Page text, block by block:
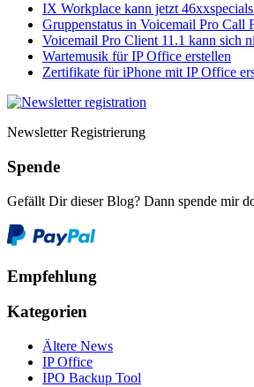
IX Workplace kann jetzt
Gruppenstatus in Voicemail Pro Call
Voicemail Pro Client 11.1 kann sich
Wartemusik für IP Office erstellen
Zertifikate für iPhone mit IP Office
Newsletter Registrierung
Spende
Gefällt Dir dieser Blog? Dann spende mir
Empfehlung
Kategorien
Ältere News
IP Office
IPO Backup Tool